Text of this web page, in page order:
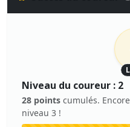
Niveau du coureur : 2
28 points cumulés. Encore
niveau 3 !